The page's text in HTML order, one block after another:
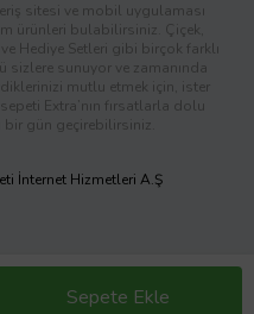
Sepete Ekle
sitesi ve mobil uygulaması
ürünleri bulabilirsiniz. Çiçek,
Hediye Setleri gibi birçok farklı
sizlere sunuyor ve zamanında
mutlu etmek için, ister
Extra’nın fırsatlarla dolu
bir gün geçirebilirsiniz.
İnternet Hizmetleri A.Ş